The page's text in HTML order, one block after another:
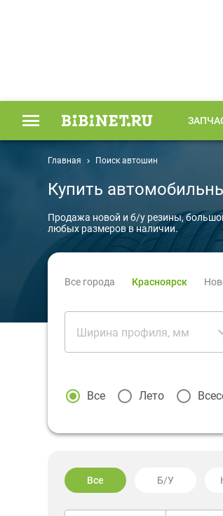
Главная Поиск автошин
Купить
Продажа новой и б/у резины,
любых размеров в наличии.
Все города Красноярск
Ширина профиля, мм
Все Лето
Все Б/У